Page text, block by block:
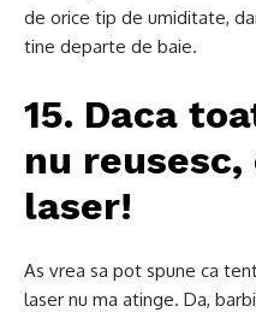
de orice tip de umiditate,
tine departe de baie.
15. Daca
nu
laser!
As vrea sa pot spune ca
laser nu ma atinge. Da,